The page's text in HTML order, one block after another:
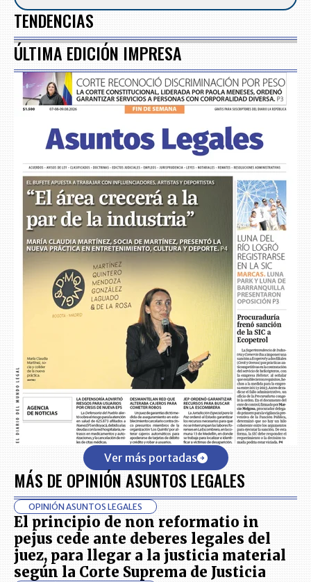
TENDENCIAS
ÚLTIMA EDICIÓN IMPRESA
Ver más portadas
MÁS DE OPINIÓN ASUNTOS LEGALES
OPINIÓN ASUNTOS LEGALES
El principio de non reformatio in
pejus cede ante deberes legales del
juez, para llegar a la justicia material
según la Corte Suprema de Justicia